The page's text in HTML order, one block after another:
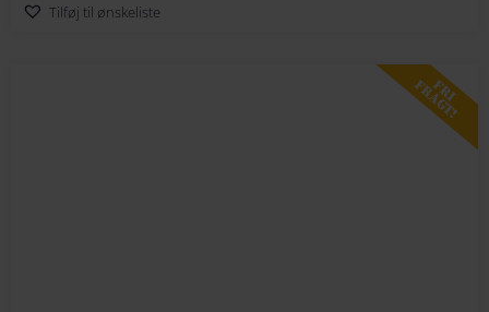
Tilføj til ønskeliste
FRI
FRAGT!